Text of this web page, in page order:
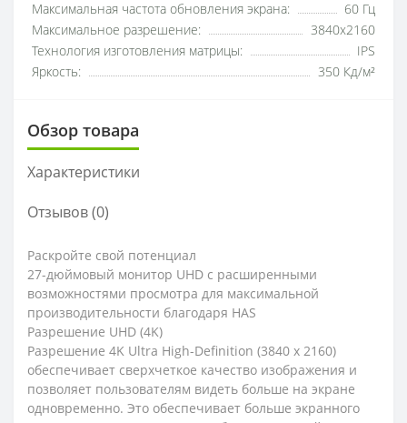
Максимальная частота обновления экрана:
60 Гц
Максимальное разрешение:
3840x2160
Технология изготовления матрицы:
IPS
Яркость:
350 Кд/м²
Обзор товара
Характеристики
Отзывов (0)
Раскройте свой потенциал
27-дюймовый монитор UHD с расширенными
возможностями просмотра для максимальной
производительности благодаря HAS
Разрешение UHD (4K)
Разрешение 4K Ultra High-Definition (3840 x 2160)
обеспечивает сверхчеткое качество изображения и
позволяет пользователям видеть больше на экране
одновременно. Это обеспечивает больше экранного